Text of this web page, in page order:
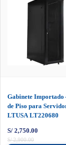
Gabinete Importado
de Piso para
LTUSA LT220680
S/2,900.00
S/ 2,750.00